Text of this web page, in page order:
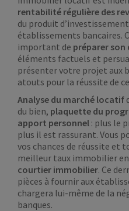
rentabilité régulière des
du produit
établissements bancaires.
important de préparer son
éléments factuels et
présenter votre projet aux
atouts pour la réussite de
Analyse du marché locatif
du bien, plaquette du
apport personnel : plus le
plus il est rassurant. Vous
vos chances de réussite et
meilleur taux immobilier
courtier immobilier. Ce
pièces à fournir aux
chargera lui-même de la
banques.